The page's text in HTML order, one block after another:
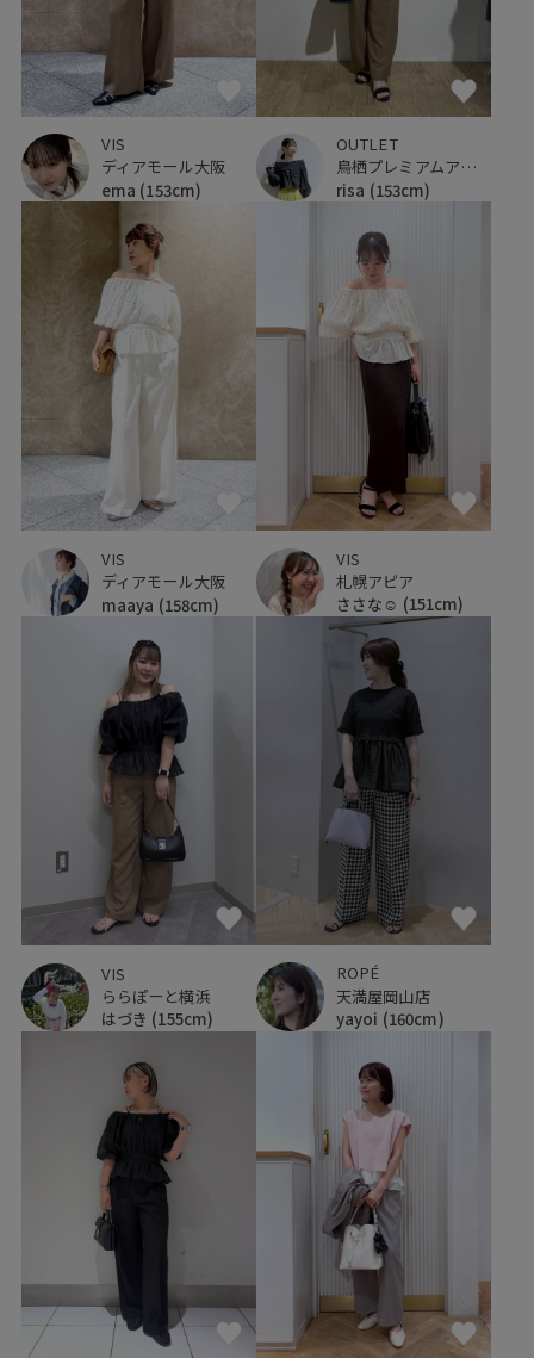
VIS
ディアモール大阪
ema (153cm)
OUTLET
鳥栖プレミアムアウトレット
risa (153cm)
VIS
ディアモール大阪
maaya (158cm)
VIS
札幌アピア
ささな☺︎ (151cm)
VIS
ららぽーと横浜
はづき (155cm)
ROPÉ
天満屋岡山店
yayoi (160cm)